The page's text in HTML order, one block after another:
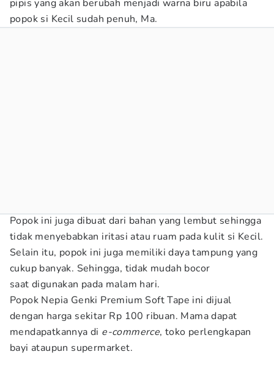
pipis yang akan berubah menjadi warna biru apabila
popok si Kecil sudah penuh, Ma.
Popok ini juga dibuat dari bahan yang lembut sehingga
tidak menyebabkan iritasi atau ruam pada kulit si Kecil.
Selain itu, popok ini juga memiliki daya tampung yang
cukup banyak. Sehingga, tidak mudah bocor
saat digunakan pada malam hari.
Popok Nepia Genki Premium Soft Tape ini dijual
dengan harga sekitar Rp 100 ribuan. Mama dapat
mendapatkannya di e-commerce, toko perlengkapan
bayi ataupun supermarket.